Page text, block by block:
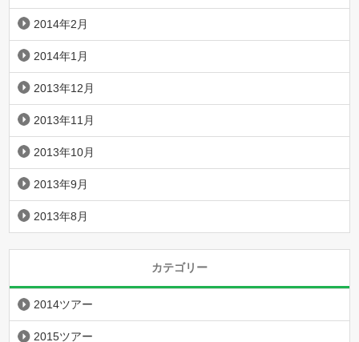
2014年2月
2014年1月
2013年12月
2013年11月
2013年10月
2013年9月
2013年8月
カテゴリー
2014ツアー
2015ツアー